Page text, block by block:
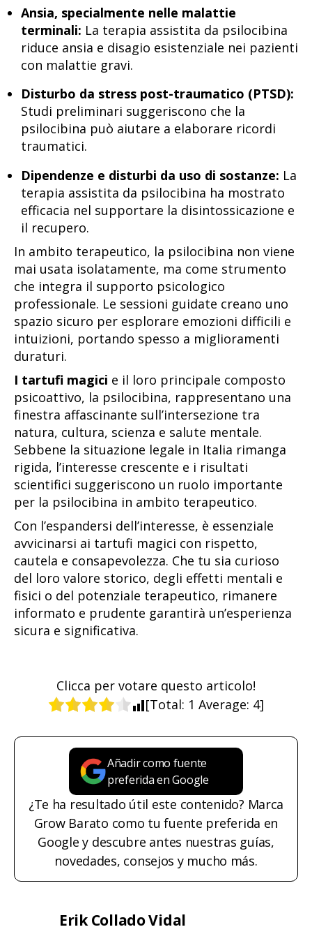
Ansia, specialmente nelle malattie
terminali: La terapia assistita da psilocibina
riduce ansia e disagio esistenziale nei pazienti
con malattie gravi.
Disturbo da stress post-traumatico (PTSD):
Studi preliminari suggeriscono che la
psilocibina può aiutare a elaborare ricordi
traumatici.
Dipendenze e disturbi da uso di sostanze: La
terapia assistita da psilocibina ha mostrato
efficacia nel supportare la disintossicazione e
il recupero.
In ambito terapeutico, la psilocibina non viene
mai usata isolatamente, ma come strumento
che integra il supporto psicologico
professionale. Le sessioni guidate creano uno
spazio sicuro per esplorare emozioni difficili e
intuizioni, portando spesso a miglioramenti
duraturi.
I tartufi magici e il loro principale composto
psicoattivo, la psilocibina, rappresentano una
finestra affascinante sull’intersezione tra
natura, cultura, scienza e salute mentale.
Sebbene la situazione legale in Italia rimanga
rigida, l’interesse crescente e i risultati
scientifici suggeriscono un ruolo importante
per la psilocibina in ambito terapeutico.
Con l’espandersi dell’interesse, è essenziale
avvicinarsi ai tartufi magici con rispetto,
cautela e consapevolezza. Che tu sia curioso
del loro valore storico, degli effetti mentali e
fisici o del potenziale terapeutico, rimanere
informato e prudente garantirà un’esperienza
sicura e significativa.
Clicca per votare questo articolo!
[Total: 1 Average: 4]
Añadir como fuente
preferida en Google
¿Te ha resultado útil este contenido? Marca
Grow Barato como tu fuente preferida en
Google y descubre antes nuestras guías,
novedades, consejos y mucho más.
Erik Collado Vidal